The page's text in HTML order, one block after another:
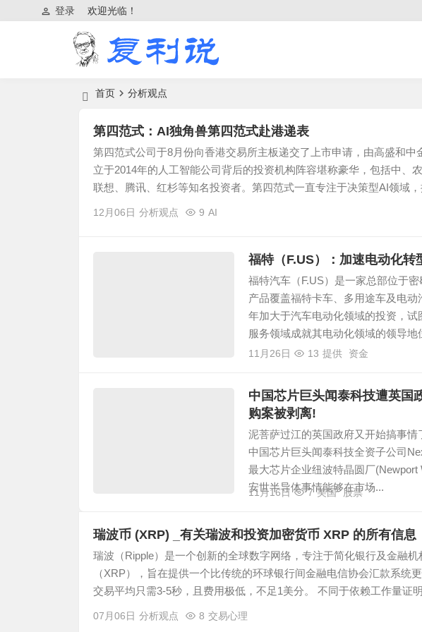
欢迎光临！
登录
首页 分析观点
第四范式：AI独角兽第四范式赴港递表
第四范式公司于8月份向香港交易所主板递交了上市申请，由高盛和
立于2014年的人工智能公司背后的投资机构阵容堪称豪华，包括中、
联想、腾讯、红杉等知名投资者。第四范式一直专注于决策型AI领域
12月06日 分析观点 9 AI
福特（F.US）：加速电动化转
福特汽车（F.US）是一家总部位于
产品覆盖福特卡车、多用途车及电
年加大于汽车电动化领域的投资，
服务领域成就其电动化领域的领导
11月26日
13 提供 资金
中国芯片巨头闻泰科技遭英国
购案被剥离!
泥菩萨过江的英国政府又开始搞事情
中国芯片巨头闻泰科技全资子公司
最大芯片企业纽波特晶圆厂
安世半导体事情能够在市场...
11月16日 7 美国 股票
瑞波币 (XRP) _有关瑞波和投资加密货币 XRP 的所有信息
瑞波（Ripple）是一个创新的全球数字网络，专注于简化银行及金融
（XRP），旨在提供一个比传统的环球银行间金融电信协会汇款系统
交易平均只需3-5秒，且费用极低，不足1美分。 不同于依赖工作量证
07月06日 分析观点 8 交易心理